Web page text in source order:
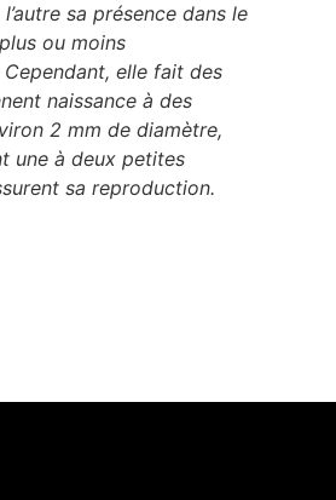
l’autre sa présence dans le
ou moins
Cependant, elle fait des
naissance à des
2 mm de diamètre,
une à deux petites
sa reproduction.